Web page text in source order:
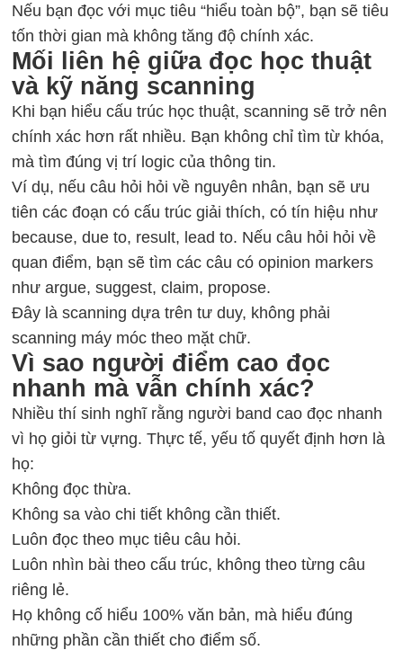
Nếu bạn đọc với mục tiêu “hiểu toàn bộ”, bạn sẽ tiêu
tốn thời gian mà không tăng độ chính xác.
Mối liên hệ giữa đọc học thuật
và kỹ năng scanning
Khi bạn hiểu cấu trúc học thuật, scanning sẽ trở nên
chính xác hơn rất nhiều. Bạn không chỉ tìm từ khóa,
mà tìm đúng vị trí logic của thông tin.
Ví dụ, nếu câu hỏi hỏi về nguyên nhân, bạn sẽ ưu
tiên các đoạn có cấu trúc giải thích, có tín hiệu như
because, due to, result, lead to. Nếu câu hỏi hỏi về
quan điểm, bạn sẽ tìm các câu có opinion markers
như argue, suggest, claim, propose.
Đây là scanning dựa trên tư duy, không phải
scanning máy móc theo mặt chữ.
Vì sao người điểm cao đọc
nhanh mà vẫn chính xác?
Nhiều thí sinh nghĩ rằng người band cao đọc nhanh
vì họ giỏi từ vựng. Thực tế, yếu tố quyết định hơn là
họ:
Không đọc thừa.
Không sa vào chi tiết không cần thiết.
Luôn đọc theo mục tiêu câu hỏi.
Luôn nhìn bài theo cấu trúc, không theo từng câu
riêng lẻ.
Họ không cố hiểu 100% văn bản, mà hiểu đúng
những phần cần thiết cho điểm số.